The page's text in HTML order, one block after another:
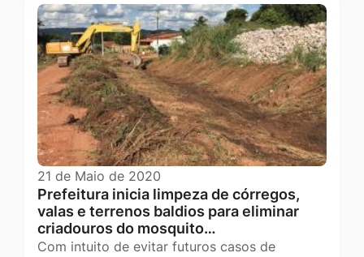
21 de Maio de 2020
Prefeitura inicia limpeza de córregos,
valas e terrenos baldios para eliminar
criadouros do mosquito…
Com intuito de evitar futuros casos de